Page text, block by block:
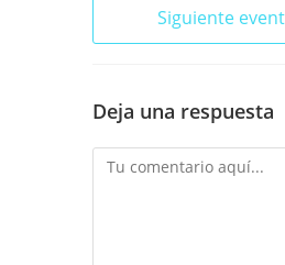
Siguiente
Deja una respuesta
Comentario